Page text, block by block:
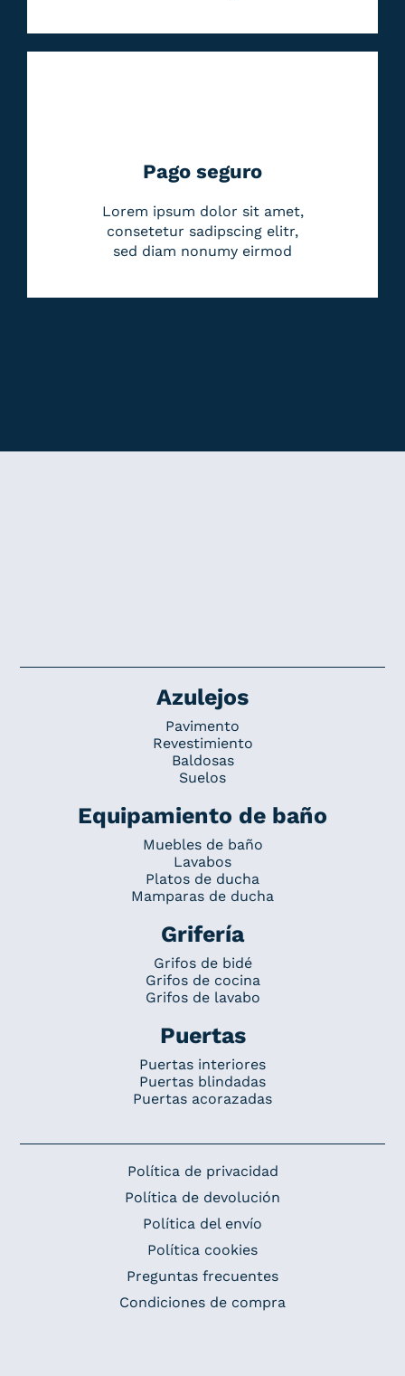
Pago seguro
Lorem ipsum dolor sit amet,
consetetur sadipscing elitr,
sed diam nonumy eirmod
Azulejos
Pavimento
Revestimiento
Baldosas
Suelos
Equipamiento de baño
Muebles de baño
Lavabos
Platos de ducha
Mamparas de ducha
Grifería
Grifos de bidé
Grifos de cocina
Grifos de lavabo
Puertas
Puertas interiores
Puertas blindadas
Puertas acorazadas
Política de privacidad
Política de devolución
Política del envío
Política cookies
Preguntas frecuentes
Condiciones de compra